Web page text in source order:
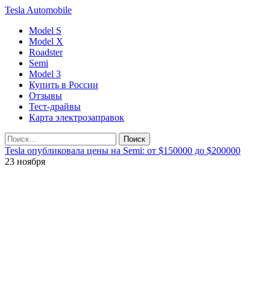
Tesla Automobile
Model S
Model X
Roadster
Semi
Model 3
Купить в России
Отзывы
Тест-драйвы
Карта электрозаправок
Tesla опубликовала цены на Semi: от $150000 до $200000
23 ноября